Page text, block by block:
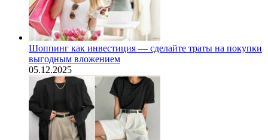
Шоппинг как инвестиция — сделайте траты на покупки
выгодным вложением
05.12.2025